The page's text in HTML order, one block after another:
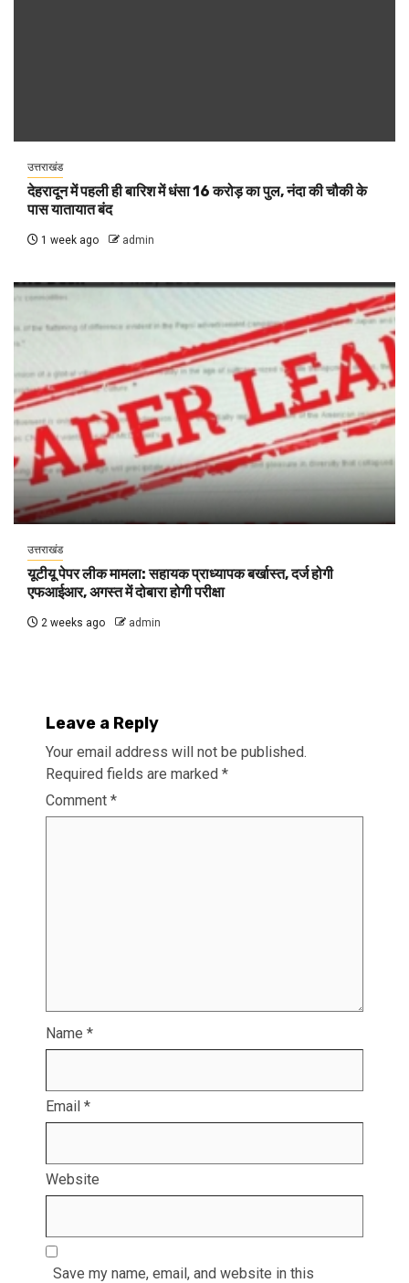
उत्तराखंड
देहरादून में पहली ही बारिश में धंसा 16 करोड़ का पुल, नंदा की चौकी के
पास यातायात बंद
1 week ago admin
उत्तराखंड
यूटीयू पेपर लीक मामला: सहायक प्राध्यापक बर्खास्त, दर्ज होगी
एफआईआर, अगस्त में दोबारा होगी परीक्षा
2 weeks ago admin
Leave a Reply
Your email address will not be published.
Required fields are marked *
Comment *
Name *
Email *
Website
Save my name, email, and website in this